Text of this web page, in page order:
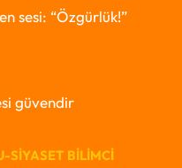
sesi: “Özgürlük!”
güvendir
SIYASET BILIMCI